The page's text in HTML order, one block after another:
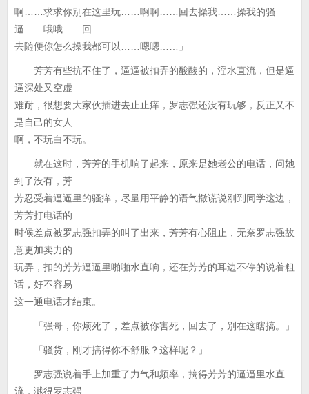
啊……求求你别在这里玩……啊啊……回去操我……操我的骚
逼……哦哦……回
去随便你怎么操我都可以……嗯嗯……」
芳芳有些抗不住了，逼逼被扣弄的酸酸的，淫水直流，但是逼
逼深处又空虚
难耐，很想要大家伙插进去止止痒，罗志强还没有玩够，反正又不
是自己的女人
啊，不玩白不玩。
就在这时，芳芳的手机响了起来，原来是她老公的电话，问她
到了没有，芳
芳忍受着逼逼里的骚痒，尽量用平静的语气撒谎说刚到同学这边，
芳芳打电话的
时候差点被罗志强扣弄的叫了出来，芳芳有心阻止，无奈罗志强故
意更加卖力的
玩弄，扣的芳芳逼逼里啪啪水直响，还在芳芳的耳边不停的说着粗
话，好不容易
这一通电话才结束。
「强哥，你烦死了，差点被你害死，回去了，别在这瞎搞。」
「骚货，刚才搞得你不舒服？这样呢？」
罗志强说着手上加重了力气和频率，搞得芳芳的逼逼里水直
流，溅得罗志强